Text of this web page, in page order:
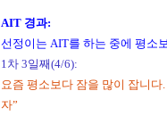
AIT 경과:
선정이는 AIT를 하는 중에 평소
1차 3일째(4/6):
요즘 평소보다 잠을 많이 잡니
자”